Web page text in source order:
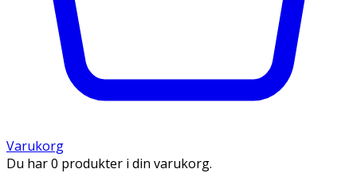
Varukorg
Du har 0 produkter i din varukorg.